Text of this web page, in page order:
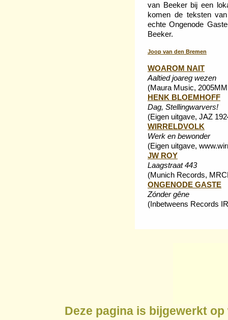
van Beeker bij een
komen de teksten
echte Ongenode
Beeker.
Joop van den Bremen
WOAROM NAIT
Aaltied joareg wezen
(Maura Music,
HENK BLOEMHOFF
Dag, Stellingwarvers!
(Eigen uitgave, JAZ
WIRRELDVOLK
Werk en bewonder
(Eigen uitgave,
JW ROY
Laagstraat 443
(Munich Records,
ONGENODE GASTE
Zónder gêne
(Inbetweens Records
Deze pagina is bijgewerkt op